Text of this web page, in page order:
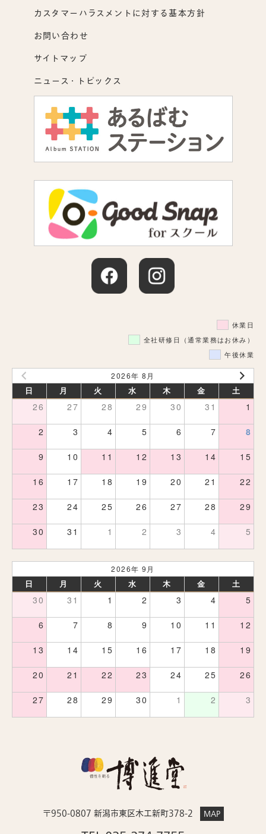
カスタマーハラスメントに対する基本方針
お問い合わせ
サイトマップ
ニュース・トピックス
2026年 8月
日 月 火 水 木 金 土
26 27 28 29 30 31 1
2 3 4 5 6 7 8
9 10 11 12 13 14 15
16 17 18 19 20 21 22
23 24 25 26 27 28 29
30 31 1 2 3 4 5
2026年 9月
日 月 火 水 木 金 土
30 31 1 2 3 4 5
6 7 8 9 10 11 12
13 14 15 16 17 18 19
20 21 22 23 24 25 26
27 28 29 30 1 2 3
休業日
全社研修日（通常業務はお休み）
午後休業
〒950-0807 新潟市東区木工新町378-2 MAP